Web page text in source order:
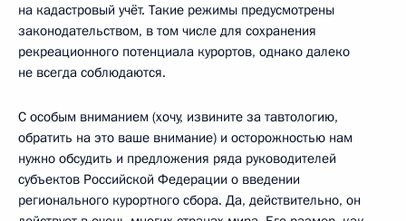
на кадастровый учёт. Такие режимы предусмотрены
законодательством, в том числе для сохранения
рекреационного потенциала курортов, однако далеко
не всегда соблюдаются.
С особым вниманием (хочу, извините за тавтологию,
обратить на это ваше внимание) и осторожностью нам
нужно обсудить и предложения ряда руководителей
субъектов Российской Федерации о введении
регионального курортного сбора. Да, действительно, он